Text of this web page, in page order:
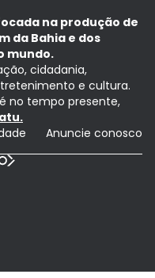
na produção de
da Bahia e dos
mundo.
cidadania,
e cultura.
no tempo presente,
Anuncie conosco